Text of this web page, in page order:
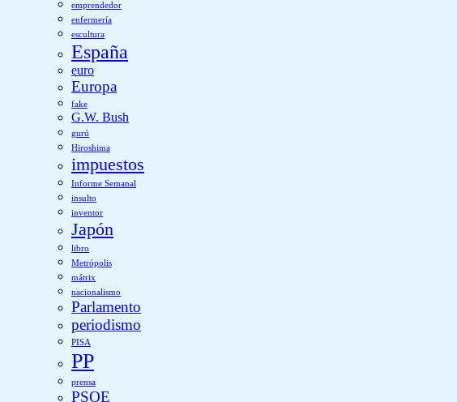
emprendedor
enfermería
escultura
España
euro
Europa
fake
G.W. Bush
gurú
Hiroshima
impuestos
Informe Semanal
insulto
inventor
Japón
libro
Metrópolis
mátrix
nacionalismo
Parlamento
periodismo
PISA
PP
prensa
PSOE